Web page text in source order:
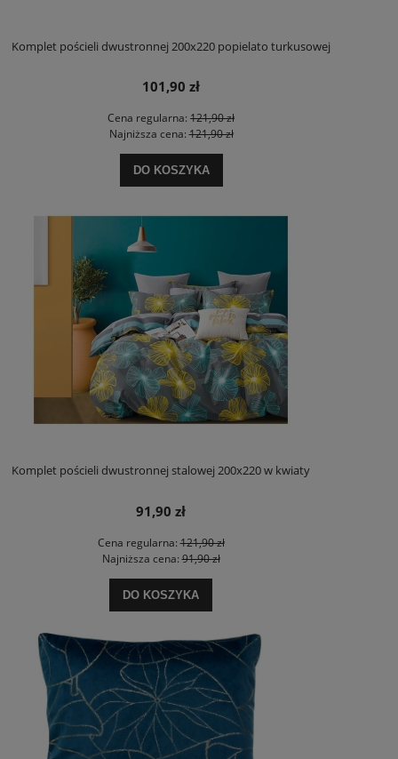
Komplet pościeli dwustronnej 200x220 popielato turkusowej
101,90 zł
Cena regularna: 121,90 zł
Najniższa cena:121,90 zł
DO KOSZYKA
Komplet pościeli dwustronnej stalowej 200x220 w kwiaty
91,90 zł
Cena regularna:121,90 zł
Najniższa cena:91,90 zł
DO KOSZYKA